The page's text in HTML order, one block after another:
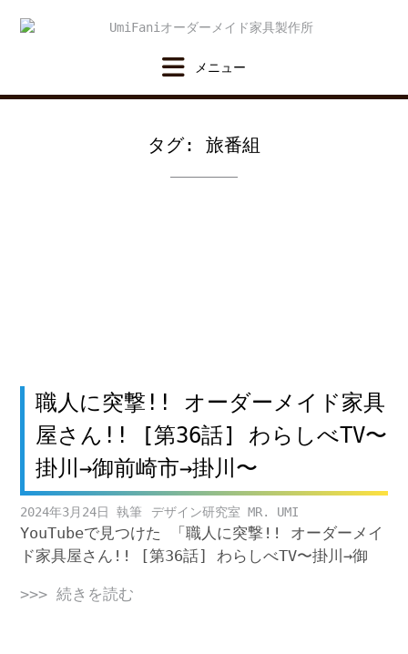
タグ: 旅番組
職人に突撃!! オーダーメイド家具
屋さん!! [第36話] わらしべTV〜
掛川→御前崎市→掛川〜
2024年3月24日 デザイン研究室 MR. UMI
YouTubeで見つけた 「職人に突撃!! オーダーメイ
ド家具屋さん!! [第36話] わらしべTV〜掛川→御
>>> 続きを読む